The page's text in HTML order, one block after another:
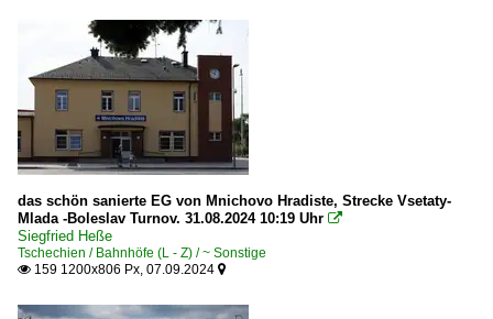
BR 423.0 'Velký Býček'
BR 433.0
Dampfloks | Schmalspur
BR U 25.0 · BS 80
BR U 46.0 Nachbau MAVAG 70
BR U 47 ex SDŽ 391
Henschel Fabian
Dieselloks
das schön sanierte EG von Mnichovo Hradiste, Strecke Vsetaty-
Mlada -Boleslav Turnov. 31.08.2024 10:19 Uhr 
Siegfried Heße
Tschechien / Bahnhöfe (L - Z) / ~ Sonstige
 159 1200x806 Px, 07.09.2024 